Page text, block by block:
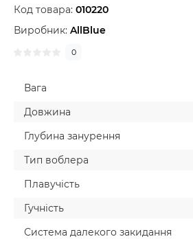
Код товара: 010220
Виробник: AllBlue
0
Вага
Довжина
Глубина занурення
Тип воблера
Плавучiсть
Гучнiсть
Система далекого закидання